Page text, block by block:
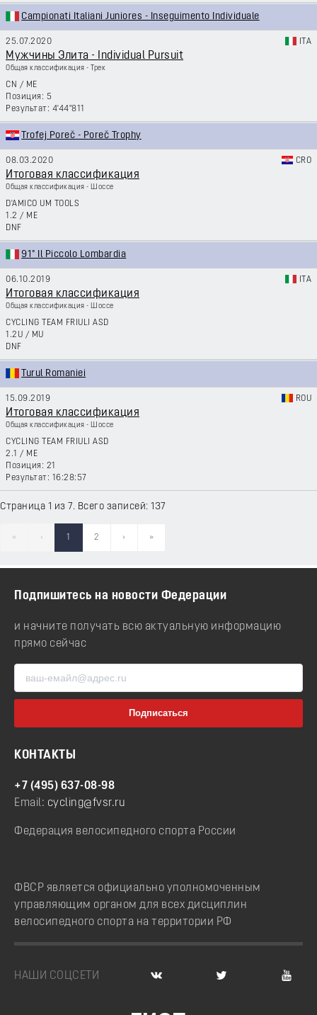
Campionati Italiani Juniores - Inseguimento Individuale
25.07.2020 ITA
Мужчины Элита - Individual Pursuit
Общая классификация - Трек
CN / ME
5
4'44"811
Trofej Poreč - Poreč Trophy
08.03.2020 CRO
Итоговая классификация
Общая классификация - Шоссе
D'AMICO UM TOOLS
1.2 / ME
DNF
91° Il Piccolo Lombardia
06.10.2019 ITA
Итоговая классификация
Общая классификация - Шоссе
CYCLING TEAM FRIULI ASD
1.2U / MU
DNF
Turul Romaniei
15.09.2019 ROU
Итоговая классификация
Общая классификация - Шоссе
CYCLING TEAM FRIULI ASD
2.1 / ME
21
16:28:57
Страница 1 из 7. Всего записей: 137
« ‹ 1 2 › »
Подпишитесь на новости Федерации
и начните получать всю актуальную информацию
прямо сейчас
КОНТАКТЫ
+7 (495) 637-08-98
Email: cycling@fvsr.ru
Федерация велосипедного спорта России
ФВСР является официально уполномоченным
управляющим органом для всех дисциплин
велосипедного спорта на территории РФ
НАШИ СОЦСЕТИ